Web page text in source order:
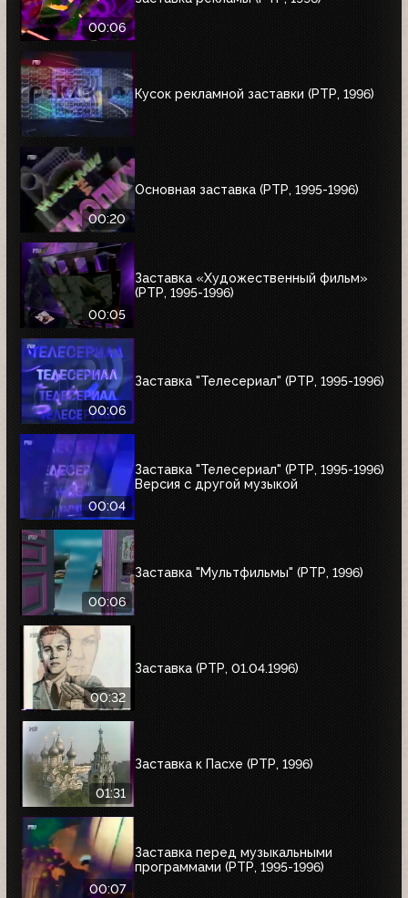
00:06
Кусок рекламной заставки (РТР, 1996)
00:20
Основная заставка (РТР, 1995-1996)
00:05
Заставка «Художественный фильм»
(РТР, 1995-1996)
00:06
Заставка "Телесериал" (РТР, 1995-1996)
00:04
Заставка "Телесериал" (РТР, 1995-1996)
Версия с другой музыкой
00:06
Заставка "Мультфильмы" (РТР, 1996)
00:32
Заставка (РТР, 01.04.1996)
01:31
Заставка к Пасхе (РТР, 1996)
00:07
Заставка перед музыкальными
программами (РТР, 1995-1996)